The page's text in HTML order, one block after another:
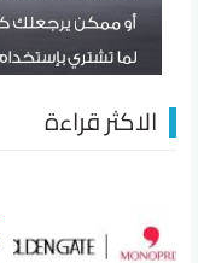
الاكثر قراءة